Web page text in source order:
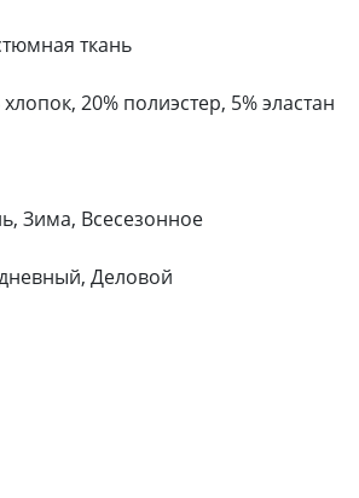
ткань
20% полиэстер, 5% эластан
Зима, Всесезонное
Деловой